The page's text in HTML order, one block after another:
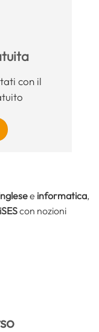
con il
e informatica,
con nozioni